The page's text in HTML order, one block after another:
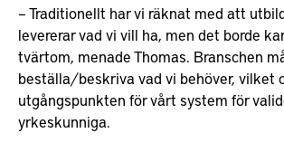
– Traditionellt har vi räknat med att
levererar vad vi vill ha, men det borde
tvärtom, menade Thomas. Branschen
beställa/beskriva vad vi behöver, vilket
utgångspunkten för vårt system för
yrkeskunniga.